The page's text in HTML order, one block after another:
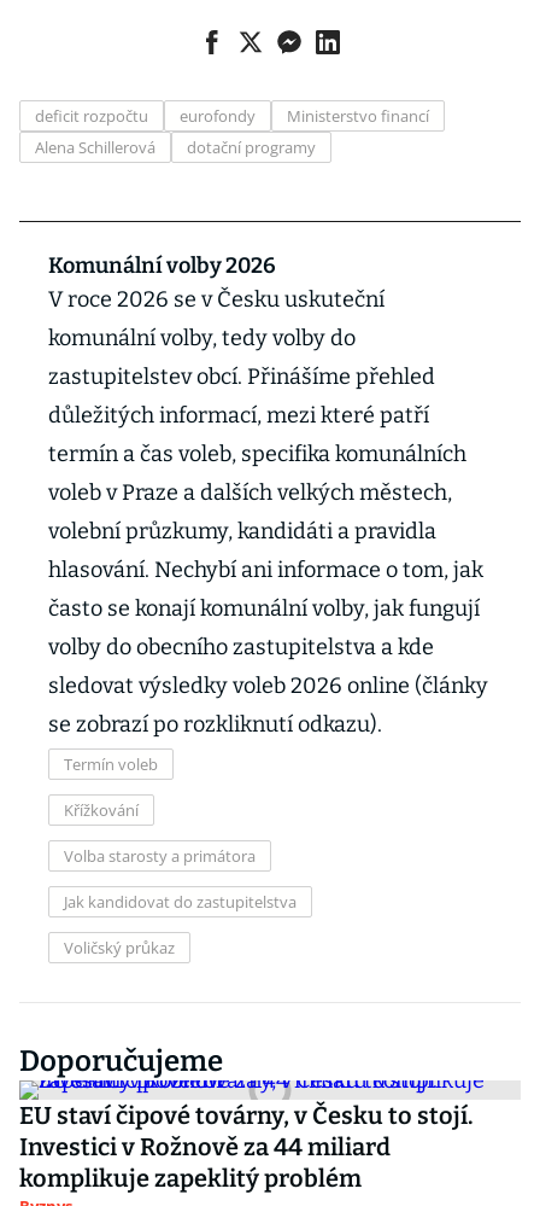
deficit rozpočtu eurofondy
Ministerstvo financí
Alena Schillerová
dotační programy
Komunální volby 2026
V roce 2026 se v Česku uskuteční
komunální volby, tedy volby do
zastupitelstev obcí. Přinášíme přehled
důležitých informací, mezi které patří
termín a čas voleb, specifika komunálních
voleb v Praze a dalších velkých městech,
volební průzkumy, kandidáti a pravidla
hlasování. Nechybí ani informace o tom, jak
často se konají komunální volby, jak fungují
volby do obecního zastupitelstva a kde
sledovat výsledky voleb 2026 online (články
se zobrazí po rozkliknutí odkazu).
Termín voleb
Křížkování
Volba starosty a primátora
Jak kandidovat do zastupitelstva
Voličský průkaz
Doporučujeme
EU staví čipové továrny, v Česku to stojí.
Investici v Rožnově za 44 miliard
komplikuje zapeklitý problém